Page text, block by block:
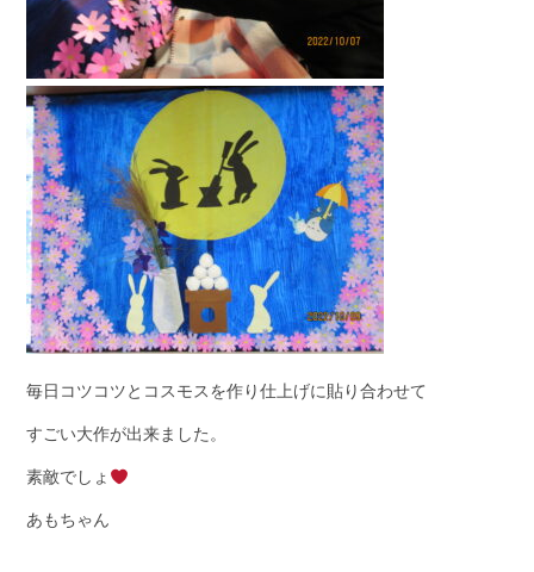
毎日コツコツとコスモスを作り仕上げに貼り合わせて
すごい大作が出来ました。
素敵でしょ
あもちゃん